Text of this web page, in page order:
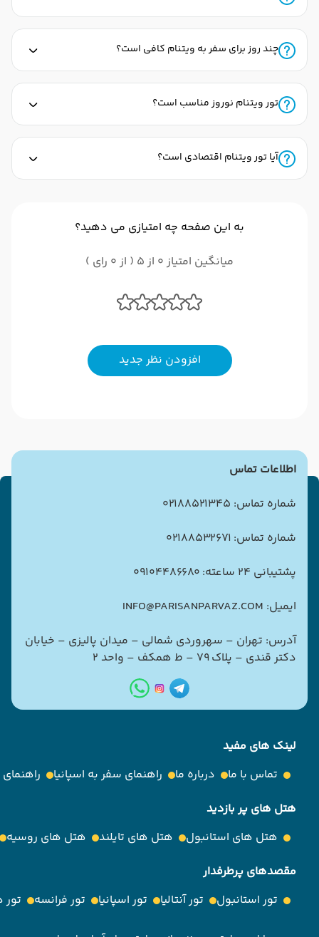
چند روز برای سفر به ویتنام کافی است؟
تور ویتنام نوروز مناسب است؟
آیا تور ویتنام اقتصادی است؟
به این صفحه چه امتیازی می دهید؟
میانگین امتیاز 0 از 5 ( از 0 رای )
افزودن نظر جدید
اطلاعات تماس
شماره تماس: 02188521345
شماره تماس: 02188532671
پشتیبانی 24 ساعته: 09104486680
ایمیل: INFO@PARISANPARVAZ.COM
آدرس: تهران – سهروردی شمالی – میدان پالیزی – خیابان
دکتر قندی – پلاک ۷۹ – ط همکف – واحد ۲
لینک های مفید
تماس با ما
درباره ما راهنمای سفر به اسپانیا
هتل های پر بازدید
هتل های استانبول
هتل های تایلند
هتل های روسیه
مقصدهای پرطرفدار
تور استانبول
تور آنتالیا تور اسپانیا تور فرانسه تور